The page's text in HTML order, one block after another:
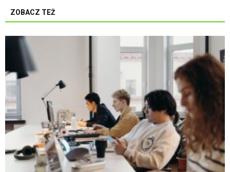
ZOBACZ TEŻ